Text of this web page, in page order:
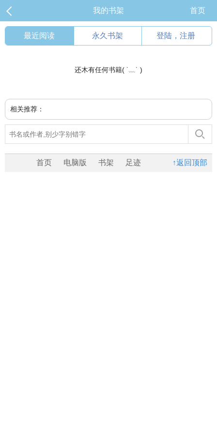
我的书架 首页
最近阅读 永久书架 登陆，注册
还木有任何书籍( ˙﹏˙ )
相关推荐：
↑返回顶部
首页 电脑版 书架 足迹